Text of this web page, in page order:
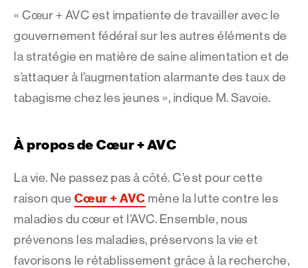
« Cœur + AVC est impatiente de travailler avec le
gouvernement fédéral sur les autres éléments de
la stratégie en matière de saine alimentation et de
s’attaquer à l’augmentation alarmante des taux de
tabagisme chez les jeunes », indique M. Savoie.
À propos de Cœur + AVC
La vie. Ne passez pas à côté. C’est pour cette
raison que Cœur + AVC mène la lutte contre les
maladies du cœur et l’AVC. Ensemble, nous
prévenons les maladies, préservons la vie et
favorisons le rétablissement grâce à la recherche,